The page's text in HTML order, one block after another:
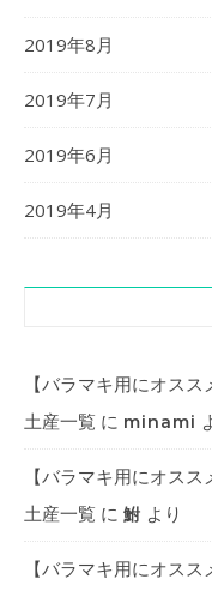
2019年8月
2019年7月
2019年6月
2019年4月
【バラマキ用にオス
土産一覧 に minami
【バラマキ用にオス
土産一覧 に 鮒 より
【バラマキ用にオス